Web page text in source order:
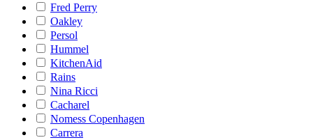
Fred Perry
Oakley
Persol
Hummel
KitchenAid
Rains
Nina Ricci
Cacharel
Nomess Copenhagen
Carrera